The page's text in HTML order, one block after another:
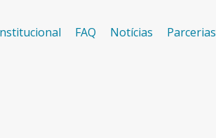
FAQ Notícias Parcerias